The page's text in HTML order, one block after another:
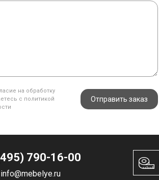
на обработку
с политикой
Отправить заказ
790-16-00
info@mebelye.ru